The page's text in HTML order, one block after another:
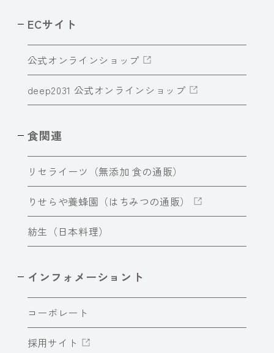
ECサイト
公式オンラインショップ
deep2031 公式オンラインショップ
食関連
リセライーツ（無添加 食の通販）
りせらや養蜂園（はちみつの通販）
紡生（日本料理）
インフォメーショント
コーポレート
採用サイト